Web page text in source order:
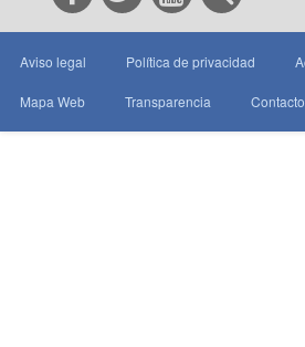
Aviso legal Política de privacidad
Mapa Web Transparencia Contacto